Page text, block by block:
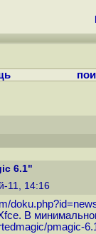
6.1"
11, 14:16
В
pmagic-